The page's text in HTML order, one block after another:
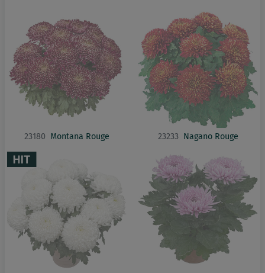
23180 Montana Rouge 23233 Nagano Rouge